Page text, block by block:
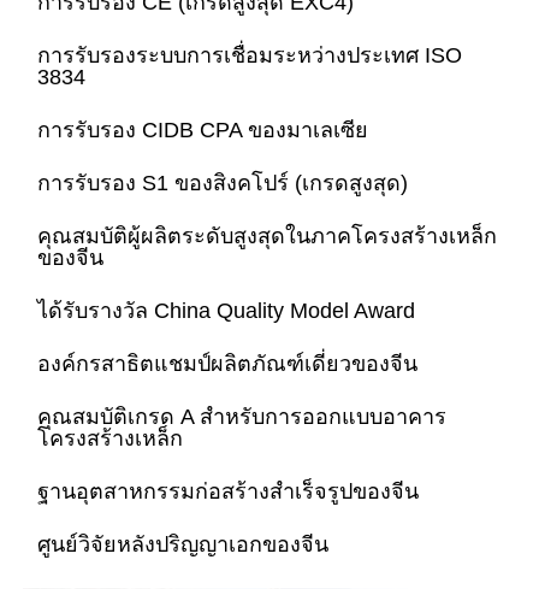
โครงสร้างเหล็ก บ้านไก่
โครงสร้างเหล็กหลายชั้น
โครงสร้างเหล็กพาณิชย์
โครงสร้างสแตนเลสเรือน
การรับรองระบบการเชื่อมระหว่างประเทศ ISO
3834
การรับรอง CIDB CPA ของมาเลเซีย
การรับรอง S1 ของสิงคโปร์ (เกรดสูงสุด)
คุณสมบัติผู้ผลิตระดับสูงสุดในภาคโครงสร้างเหล็ก
ของจีน
ได้รับรางวัล China Quality Model Award
องค์กรสาธิตแชมป์ผลิตภัณฑ์เดี่ยวของจีน
คุณสมบัติเกรด A สำหรับการออกแบบอาคาร
โครงสร้างเหล็ก
ฐานอุตสาหกรรมก่อสร้างสำเร็จรูปของจีน
ศูนย์วิจัยหลังปริญญาเอกของจีน